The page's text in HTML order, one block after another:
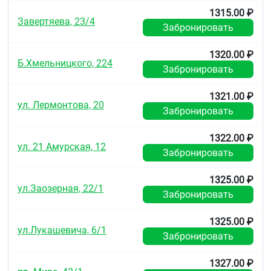
брадикардия (ЧСС менее 60 уд/мин.)
феохромоцитома (без одновременного
применения альфа-адреноблокаторов)
метаболический ацидоз
анамнезе
тяжёлые облитерирующие заболевания
хромота, синдром Рейно)
миастения
непереносимость лактозы, дефицит лактазы и
синдром глюкозо- галактозной
безопасность в этой возрастной группе не
изучены).
Завертяева, 23/4
1315.00 ₽
Забронировать
Б.Хмельницкого, 224
1320.00 ₽
Забронировать
ул. Лермонтова, 20
1321.00 ₽
Забронировать
ул. 21 Амурская, 12
1322.00 ₽
Забронировать
ул.Заозерная, 22/1
1325.00 ₽
Забронировать
ул.Лукашевича, 6/1
1325.00 ₽
Забронировать
1327.00 ₽